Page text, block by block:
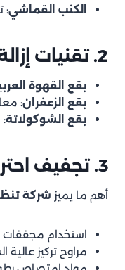
الكنب القماشي:
2. تقنيات إزالة البقع المستعصية
بقع القهوة
بقع الزعفران:
بقع الشوكولاتة:
3. تجفيف احترافي في الجو الرطب
أهم ما يميز شركة
استخدام مجففات
مراوح تركيز عالية